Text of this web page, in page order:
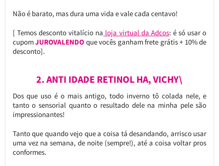
Não é barato, mas dura uma vida e vale cada centavo!
[ Temos desconto vitalício na loja virtual da Adcos: é só usar o
cupomJUROVALENDO que vocês ganham frete grátis + 10% de
desconto].
2. ANTI IDADE RETINOL HA, VICHY\
Dos que uso é o mais antigo, todo inverno tô colada nele, e
tanto o sensorial quanto o resultado dele na minha pele são
impressionantes!
Tanto que quando vejo que a coisa tá desandando, arrisco usar
uma vez na semana, de noite (sempre!), até a coisa voltar pros
conformes.